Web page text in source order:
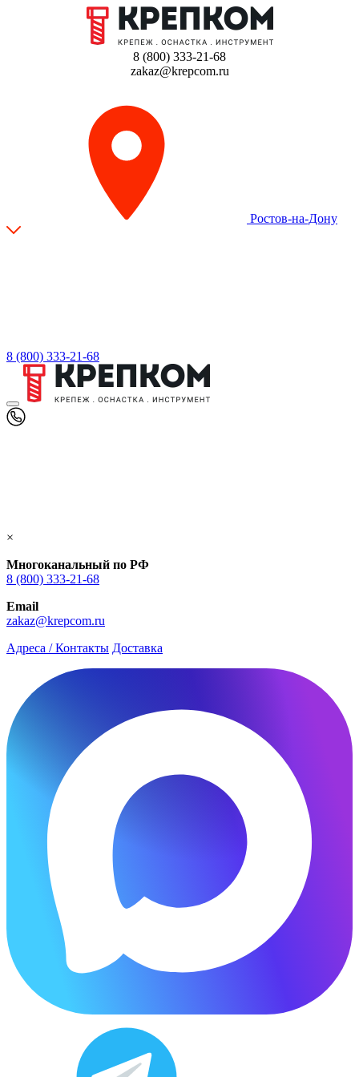
8 (800) 333-21-68
zakaz@krepcom.ru
Ростов-на-Дону
8 (800) 333-21-68
×
Многоканальный по РФ
8 (800) 333‑21-68
Email
zakaz@krepcom.ru
Адреса / Контакты Доставка